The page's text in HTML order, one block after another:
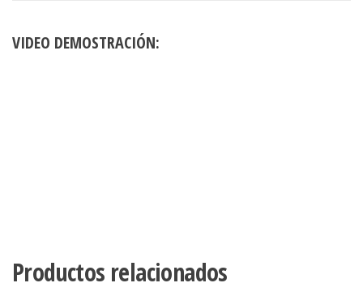
VIDEO DEMOSTRACIÓN:
Productos relacionados